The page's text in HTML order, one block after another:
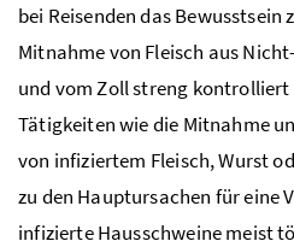
bei Reisenden das Bewusstsein
Mitnahme von Fleisch aus
und vom Zoll streng
Tätigkeiten wie die Mitnahme
von infiziertem Fleisch, Wurst
zu den Hauptursachen für eine
infizierte Hausschweine meist